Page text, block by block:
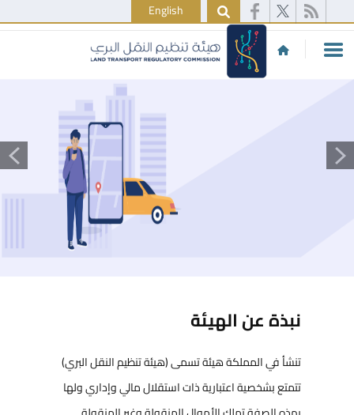
English
نبذة عن الهيئة
تنشأ في المملكة هيئة تسمى (هيئة تنظيم النقل البري)
تتمتع بشخصية اعتبارية ذات استقلال مالي وإداري ولها